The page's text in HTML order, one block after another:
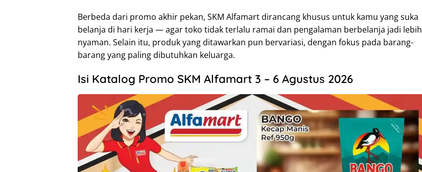
Berbeda dari promo akhir pekan, SKM Alfamart dirancang khusus untuk kamu yang suka
belanja di hari kerja — agar toko tidak terlalu ramai dan pengalaman berbelanja jadi lebih
nyaman. Selain itu, produk yang ditawarkan pun bervariasi, dengan fokus pada barang-
barang yang paling dibutuhkan keluarga.
Isi Katalog Promo SKM Alfamart 3 – 6 Agustus 2026